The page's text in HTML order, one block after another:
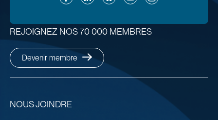
NOUS JOINDRE
REJOIGNEZ NOS 70 000 MEMBRES
Devenir membre